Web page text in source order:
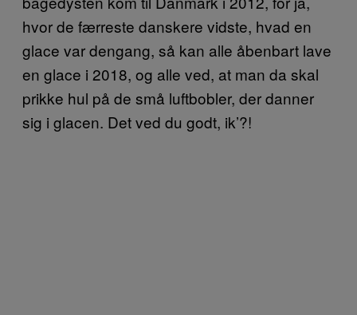
hvor de færreste danskere vidste, hvad en
glace var dengang, så kan alle åbenbart lave
en glace i 2018, og alle ved, at man da skal
prikke hul på de små luftbobler, der danner
sig i glacen. Det ved du godt, ik’?!